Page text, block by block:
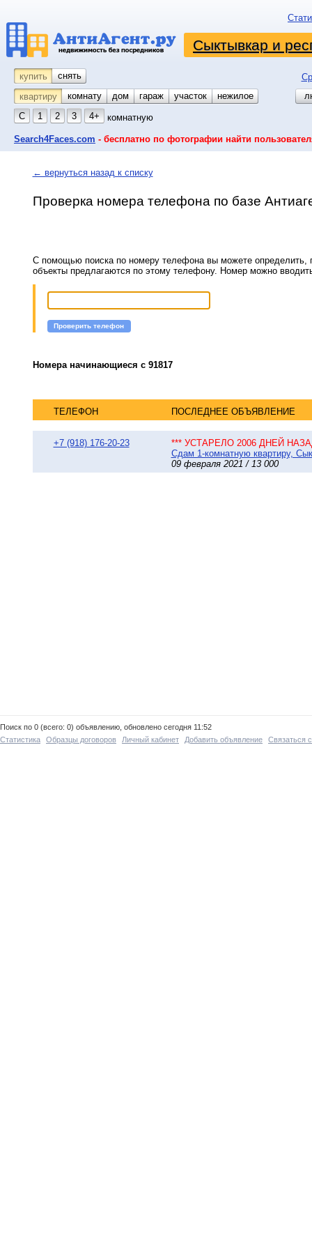
Сыктывкар и
купить снять
квартиру
комнату койко-место
дом гараж участок
нежилое
С
1 2 3 4+ комнатную
Search4Faces.com - бесплатно по фотографии найти
← вернуться назад к списку
Проверка номера телефона по базе
С помощью поиска по номеру телефона вы можете определить,
объекты предлагаются по этому телефону. Номер можно
Проверить телефон
Номера начинающиеся с 91817
ТЕЛЕФОН ПОСЛЕДНЕЕ ОБЪЯВЛЕНИЕ
+7 (918) 176-20-23
*** УСТАРЕЛО 2006 ДНЕЙ
Сдам 1-комнатную квартиру,
09 февраля 2021 / 13 000
Поиск по 0 (всего: 0) объявлению, обновлено сегодня 11:52
Статистика
Образцы договоров Личный кабинет Добавить объявление Связаться